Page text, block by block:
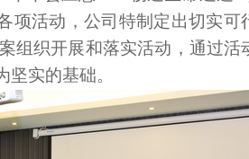
项活动，公司特制定出切实可
组织开展和落实活动，通过活
实的基础。